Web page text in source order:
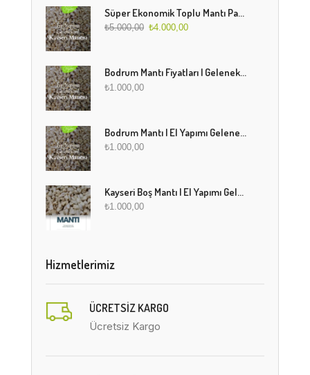
Süper Ekonomik Toplu Mantı Paketi (5 Kg)
₺5.000,00 ₺4.000,00
Bodrum Mantı Fiyatları | Geleneksel Türk Mantısı Online Sipariş
₺1.000,00
Bodrum Mantı | El Yapımı Geleneksel Mantı Lezzeti
₺1.000,00
Kayseri Boş Mantı | El Yapımı Geleneksel Fırınlanmış Mantı
₺1.000,00
Hizmetlerimiz
ÜCRETSIZ KARGO
Ücretsiz Kargo